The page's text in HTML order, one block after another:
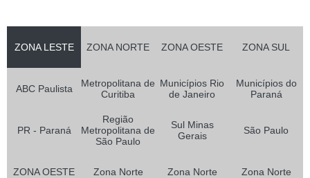
ZONA LESTE ZONA NORTE ZONA OESTE ZONA SUL
ABC Paulista
Metropolitana de
Curitiba
Municípios Rio
de Janeiro
Municípios do
Paraná
PR - Paraná
Região
Metropolitana de
São Paulo
Sul Minas
Gerais
São Paulo
ZONA OESTE Zona Norte Zona Norte Zona Norte